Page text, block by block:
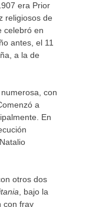
era Prior
religiosos de
celebró en
antes, el 11
a la de
con
a
En
otros dos
, bajo la
con fray